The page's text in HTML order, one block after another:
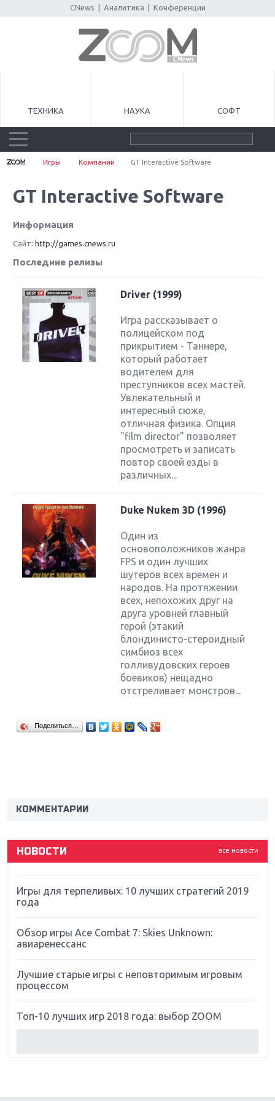
CNews Аналитика Конференции
ТЕХНИКА НАУКА СОФТ
Игры Компании GT Interactive Software
GT Interactive Software
Информация
Сайт: http://games.cnews.ru
Последние релизы
Driver (1999)
Игра рассказывает о
полицейском под
прикрытием - Таннере,
который работает
водителем для
преступников всех мастей.
Увлекательный и
интересный сюже,
отличная физика. Опция
"film director" позволяет
просмотреть и записать
повтор своей езды в
различных...
Duke Nukem 3D (1996)
Один из
основоположников жанра
FPS и один лучших
шутеров всех времен и
народов. На протяжении
всех, непохожих друг на
друга уровней главный
герой (этакий
блондинисто-стероидный
симбиоз всех
голливудовских героев
боевиков) нещадно
отстреливает монстров...
Поделиться…
КОММЕНТАРИИ
все новости
НОВОСТИ
Far Cry 5: хвалить нельзя ругать
Игры для терпеливых: 10 лучших стратегий 2019
года
Обзор игры Ace Combat 7: Skies Unknown:
авиаренессанс
Лучшие старые игры с неповторимым игровым
процессом
Топ-10 лучших игр 2018 года: выбор ZOOM